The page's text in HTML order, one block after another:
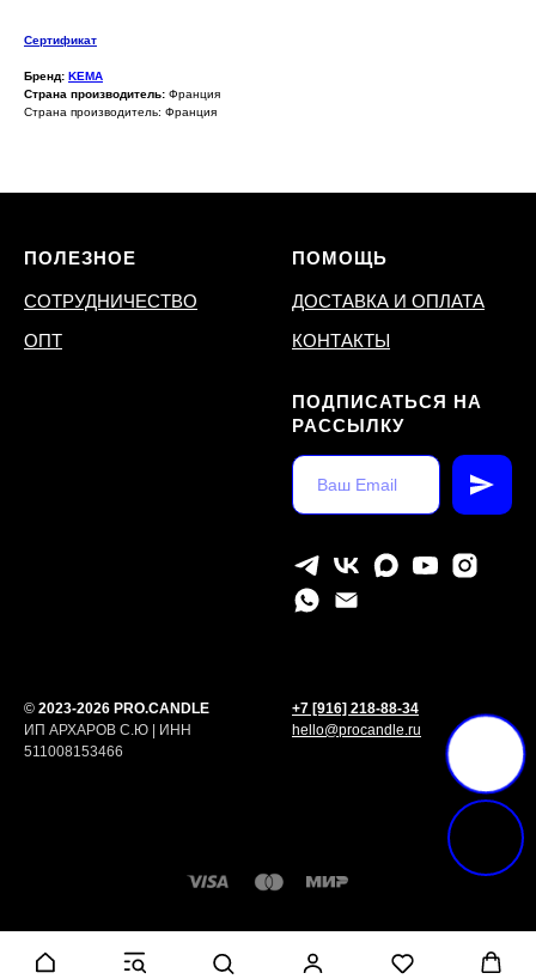
Сертификат
Бренд: KEMA
Страна производитель: Франция
Страна производитель: Франция
ПОЛЕЗНОЕ
СОТРУДНИЧЕСТВО
ОПТ
ПОМОЩЬ
ДОСТАВКА И ОПЛАТА
КОНТАКТЫ
ПОДПИСАТЬСЯ НА
РАССЫЛКУ
© 2023-2026 PRO.CANDLE
ИП АРХАРОВ С.Ю | ИНН
511008153466
+7 [916] 218-88-34
hello@procandle.ru
Made on Tilda